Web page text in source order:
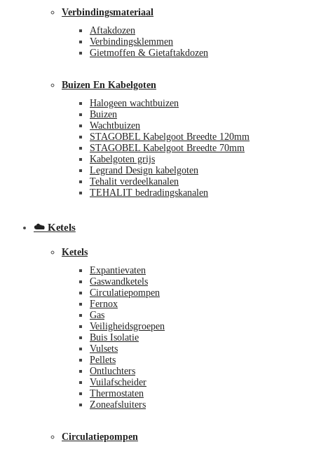
Verbindingsmateriaal
Aftakdozen
Verbindingsklemmen
Gietmoffen & Gietaftakdozen
Buizen En Kabelgoten
Halogeen wachtbuizen
Buizen
Wachtbuizen
STAGOBEL Kabelgoot Breedte 120mm
STAGOBEL Kabelgoot Breedte 70mm
Kabelgoten grijs
Legrand Design kabelgoten
Tehalit verdeelkanalen
TEHALIT bedradingskanalen
☁️ Ketels
Ketels
Expantievaten
Gaswandketels
Circulatiepompen
Fernox
Gas
Veiligheidsgroepen
Buis Isolatie
Vulsets
Pellets
Ontluchters
Vuilafscheider
Thermostaten
Zoneafsluiters
Circulatiepompen